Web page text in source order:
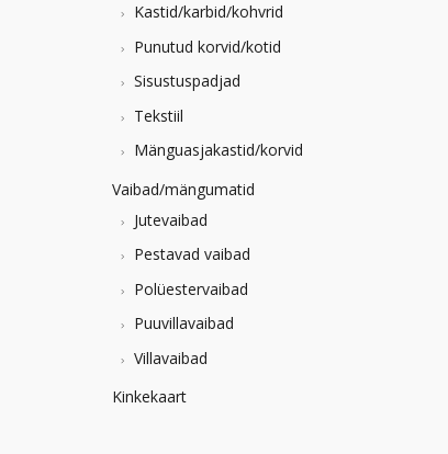
Kastid/karbid/kohvrid
Punutud korvid/kotid
Sisustuspadjad
Tekstiil
Mänguasjakastid/korvid
Vaibad/mängumatid
Jutevaibad
Pestavad vaibad
Polüestervaibad
Puuvillavaibad
Villavaibad
Kinkekaart